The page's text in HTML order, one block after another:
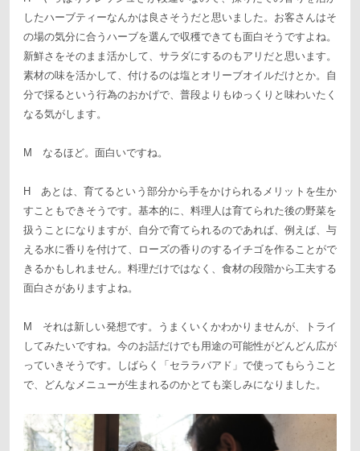
したハーブティーなんかは良さそうだと思いました。お客さんはそ
の場の気分に合うハーブを選んで収穫できても面白そうですよね。
新鮮さをそのまま活かして、サラダにするのもアリだと思います。
素材の味を活かして、付けるのは塩とオリーブオイルだけとか。自
分で採るという行為のおかげで、普段よりもゆっくりと味わいたく
なる気がします。
M なるほど。面白いですね。
H あとは、育てるという部分から手をかけられるメリットを生か
すこともできそうです。基本的に、料理人は育てられた後の野菜を
扱うことになりますが、自分で育てられるのであれば、例えば、与
える水に香りを付けて、ローズの香りのするイチゴを作ることがで
きるかもしれません。料理だけではなく、食材の段階から工夫する
面白さがありますよね。
M それは新しい発想です。うまくいくかわかりませんが、トライ
してみたいですね。今のお話だけでも用途の可能性がどんどん広が
っていきそうです。しばらく「セララバアド」で使ってもらうこと
で、どんなメニューが生まれるのかとても楽しみになりました。